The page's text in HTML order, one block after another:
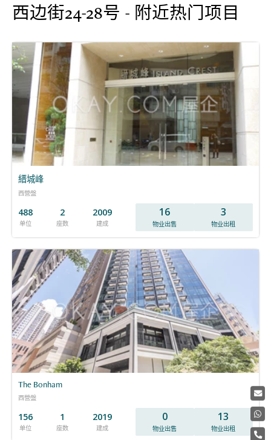
西边街24-28号 - 附近热门项目
縉城峰
西營盤
488
单位
2
座数
2009
建成
16
物业出售
3
物业出租
The Bonham
西營盤
156
单位
1
座数
2019
建成
0
物业出售
13
物业出租